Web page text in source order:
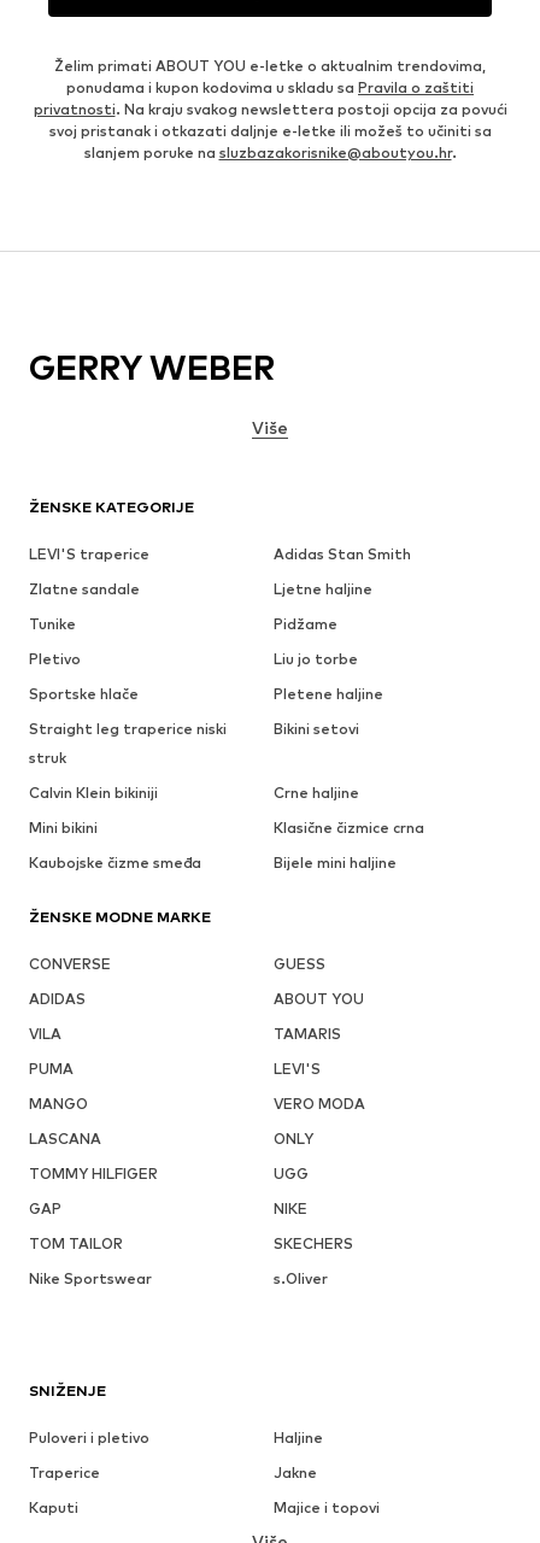
Želim primati ABOUT YOU e-letke o aktualnim trendovima,
ponudama i kupon kodovima u skladu sa Pravila o zaštiti
privatnosti. Na kraju svakog newslettera postoji opcija za povući
svoj pristanak i otkazati daljnje e-letke ili možeš to učiniti sa
slanjem poruke na sluzbazakorisnike@aboutyou.hr.
ŽENSKE KATEGORIJE
LEVI'S traperice
Adidas Stan Smith
Zlatne sandale
Ljetne haljine
Tunike
Pidžame
Pletivo
Liu jo torbe
Sportske hlače
Pletene haljine
Straight leg traperice niski
struk
Bikini setovi
Calvin Klein bikiniji
Crne haljine
Mini bikini
Klasične čizmice crna
Kaubojske čizme smeđa
Bijele mini haljine
ŽENSKE MODNE MARKE
CONVERSE
GUESS
ADIDAS
ABOUT YOU
VILA
TAMARIS
PUMA
LEVI'S
MANGO
VERO MODA
LASCANA
ONLY
TOMMY HILFIGER
UGG
GAP
NIKE
TOM TAILOR
SKECHERS
Nike Sportswear
s.Oliver
SNIŽENJE
Puloveri i pletivo
Haljine
Traperice
Jakne
Kaputi
Majice i topovi
GERRY WEBER
Više